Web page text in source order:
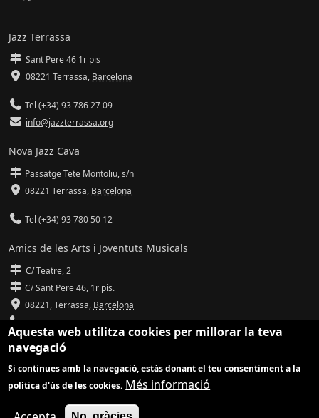
Jazz Terrassa
Sant Pere 46 1r pis
08221 Terrassa, Barcelona
Tel (+34) 93 786 27 09
info@jazzterrassa.org
Nova Jazz Cava
Passatge Tete Montoliu, s/n
08221 Terrassa, Barcelona
Tel (+34) 93 780 50 12
Amics de les Arts i Joventuts Musicals
C/ Teatre, 2
C/ Sant Pere 46, 1r pis.
08221,Terrassa, Barcelona
Tel (93) 785 92 31
info@amicsdelesarts-jjmm.cat
www.amicsdelesarts-jjmm.cat
Adaptació de
Aquesta web utilitza cookies per millorar la teva
navegació
Si continues amb la navegació, estàs donant el teu consentiment a la
política d'ús de les cookies. Més informació